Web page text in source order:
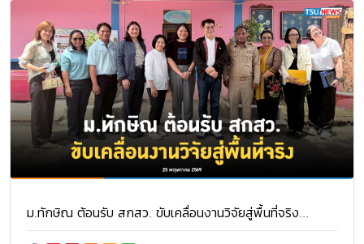
ม.ทักษิณ ต้อนรับ สกสว. ขับเคลื่อนงานวิจัยสู่พื้นที่จริง...